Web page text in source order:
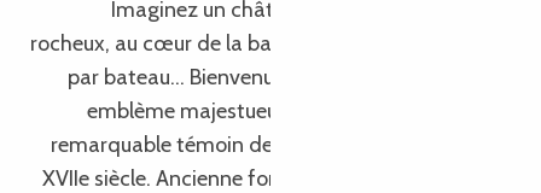
Imaginez un château fort dressé sur un îlot
rocheux, au cœur de la baie, accessible uniquement
par bateau… Bienvenue au Château du Taureau,
emblème majestueux de la baie de Morlaix et
remarquable témoin de l’architecture militaire du
XVIIe siècle. Ancienne forteresse défensive, prison,